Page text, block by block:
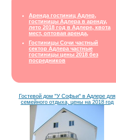
Аренда гостиниц Адлер,
гостиницы Адлера в аренду,
лето 2018 год в Адлере, квота
мест, оптовая аренда,
Гостиницы Сочи частный
сектор Адлера частные
гостиницы цены 2018 без
посредников
Гостевой дом "У Софьи" в Адлере для
семейного отдыха, цены на 2018 год